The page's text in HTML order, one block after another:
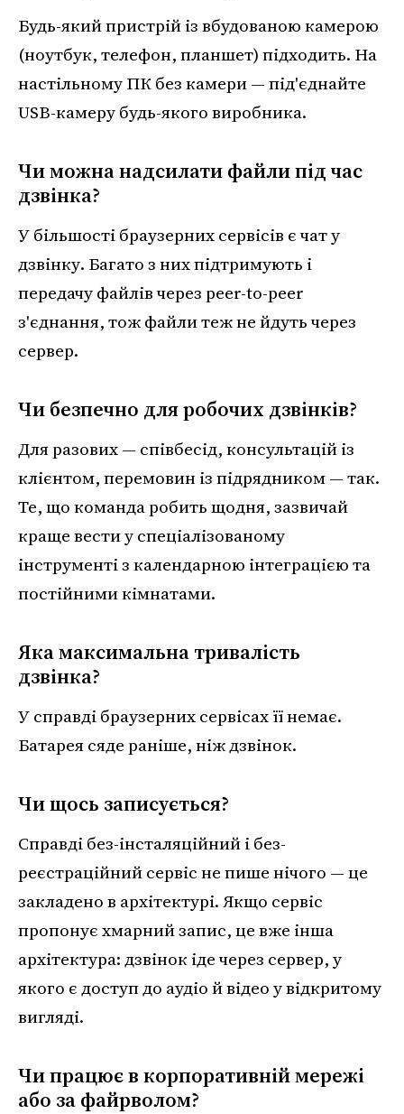
Будь-який пристрій із вбудованою камерою
(ноутбук, телефон, планшет) підходить. На
настільному ПК без камери — під'єднайте
USB-камеру будь-якого виробника.
Чи можна надсилати файли під час
дзвінка?
У більшості браузерних сервісів є чат у
дзвінку. Багато з них підтримують і
передачу файлів через peer-to-peer
з'єднання, тож файли теж не йдуть через
сервер.
Чи безпечно для робочих дзвінків?
Для разових — співбесід, консультацій із
клієнтом, перемовин із підрядником — так.
Те, що команда робить щодня, зазвичай
краще вести у спеціалізованому
інструменті з календарною інтеграцією та
постійними кімнатами.
Яка максимальна тривалість
дзвінка?
У справді браузерних сервісах її немає.
Батарея сяде раніше, ніж дзвінок.
Чи щось записується?
Справді без-інсталяційний і без-
реєстраційний сервіс не пише нічого — це
закладено в архітектурі. Якщо сервіс
пропонує хмарний запис, це вже інша
архітектура: дзвінок іде через сервер, у
якого є доступ до аудіо й відео у відкритому
вигляді.
Чи працює в корпоративній мережі
або за файрволом?